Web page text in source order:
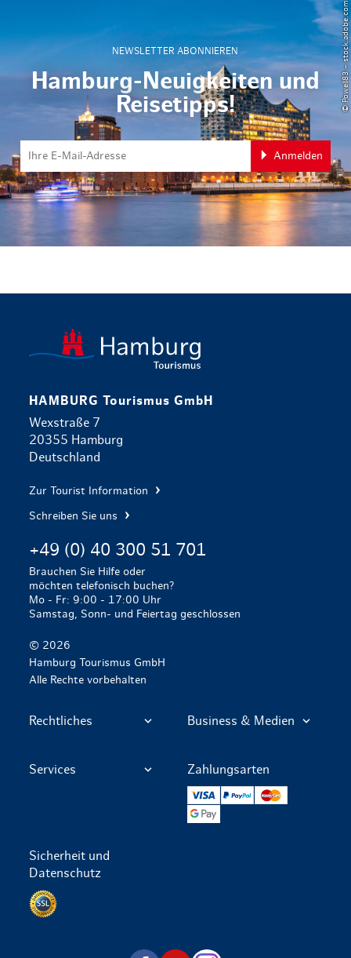
NEWSLETTER ABONNIEREN
Hamburg-Neuigkeiten und
Reisetipps!
Anmelden
© Powell83 – stock.adobe.com
HAMBURG Tourismus GmbH
Wexstraße 7
20355 Hamburg
Deutschland
Zur Tourist Information
Schreiben Sie uns
+49 (0) 40 300 51 701
Brauchen Sie Hilfe oder
möchten telefonisch buchen?
Mo - Fr: 9:00 - 17:00 Uhr
Samstag, Sonn- und Feiertag geschlossen
© 2026
Hamburg Tourismus GmbH
Alle Rechte vorbehalten
Rechtliches Business & Medien
Services Zahlungsarten
PayPal
Sicherheit und
Datenschutz